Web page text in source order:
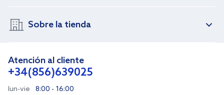
Sobre la tienda
Atención al cliente
+34(856)639025
lun-vie 8:00 - 16:00